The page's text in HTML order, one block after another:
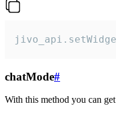
chatMode#
With this method you can